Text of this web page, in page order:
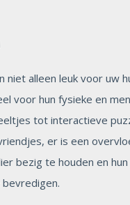
niet alleen leuk voor uw
voor hun fysieke en
tot interactieve
er is een
bezig te houden en